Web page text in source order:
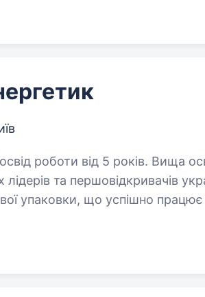
від 5 років. Вища освіта. ТОВ
лідерів та першовідкривачів
упаковки, що успішно